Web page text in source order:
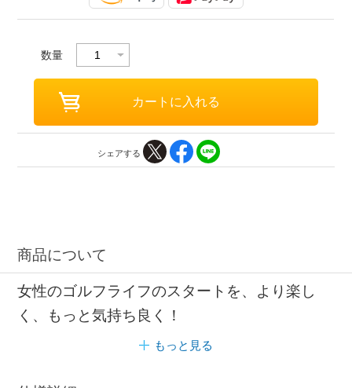
数量
シェアする
商品について
女性のゴルフライフのスタートを、より楽し
く、もっと気持ち良く！
もっと見る